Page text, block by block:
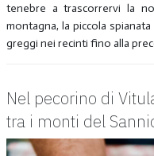
tenebre a trascorrervi la
montagna, la piccola
greggi nei recinti fino alla
Nel pecorino di
tra i monti del